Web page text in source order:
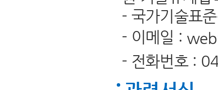
- 국가기술표
- 이메일 :
- 전화번호 :